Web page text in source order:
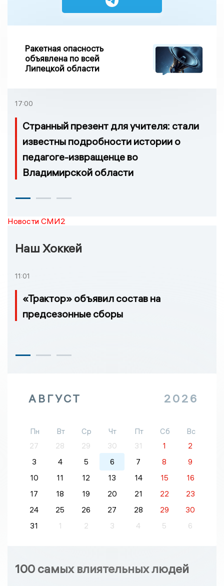
Ракетная опасность
объявлена по всей
Липецкой области
17:00
Странный презент для учителя: стали
известны подробности истории о
педагоге-извращенце во
Владимирской области
Новости СМИ2
Наш Хоккей
11:01
«Трактор» объявил состав на
предсезонные сборы
АВГУСТ 2026
Пн Вт Ср Чт Пт Сб
Вс
27
28 29 30 31 1
2
3
4 5 6 7 8
9
10
11 12 13 14 15
16
17
18 19 20 21 22
23
24
25 26 27 28 29
30
31
1 2 3 4 5 6
100 самых влиятельных людей